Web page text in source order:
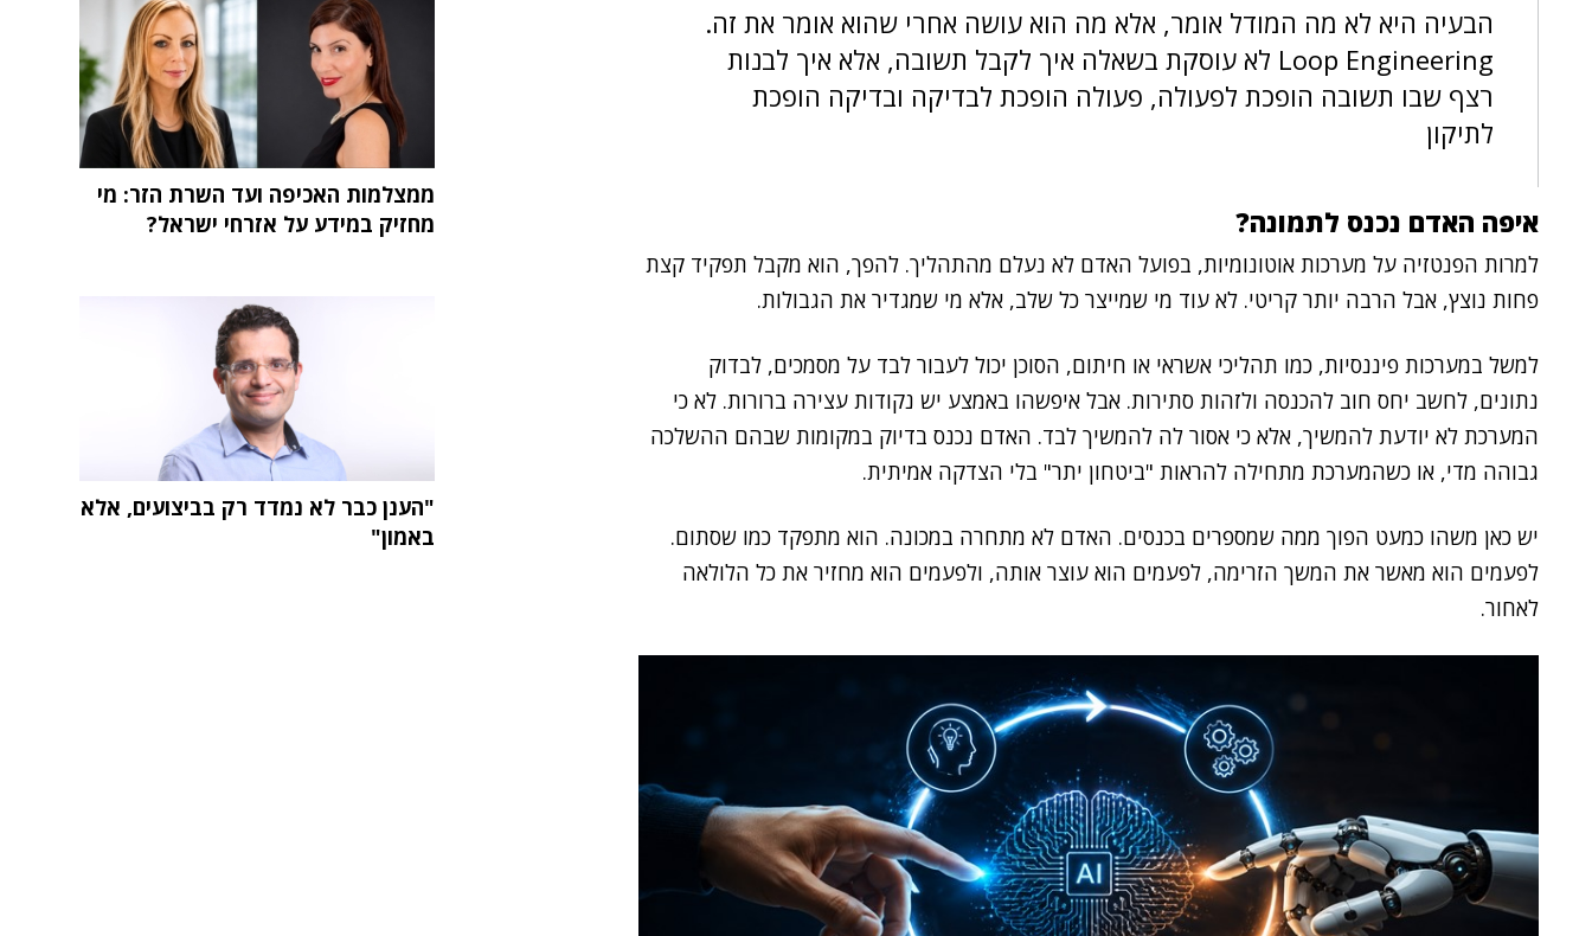
הבעיה היא לא מה המודל אומר, אלא מה הוא עושה אחרי שהוא אומר את זה.
Loop Engineering לא עוסקת בשאלה איך לקבל תשובה, אלא איך לבנות
רצף שבו תשובה הופכת לפעולה, פעולה הופכת לבדיקה ובדיקה הופכת
לתיקון
איפה האדם נכנס לתמונה?
למרות הפנטזיה על מערכות אוטונומיות, בפועל האדם לא נעלם מהתהליך. להפך, הוא מקבל תפקיד קצת
פחות נוצץ, אבל הרבה יותר קריטי. לא עוד מי שמייצר כל שלב, אלא מי שמגדיר את הגבולות.
למשל במערכות פיננסיות, כמו תהליכי אשראי או חיתום, הסוכן יכול לעבור לבד על מסמכים, לבדוק
נתונים, לחשב יחס חוב להכנסה ולזהות סתירות. אבל איפשהו באמצע יש נקודות עצירה ברורות. לא כי
המערכת לא יודעת להמשיך, אלא כי אסור לה להמשיך לבד. האדם נכנס בדיוק במקומות שבהם ההשלכה
גבוהה מדי, או כשהמערכת מתחילה להראות "ביטחון יתר" בלי הצדקה אמיתית.
יש כאן משהו כמעט הפוך ממה שמספרים בכנסים. האדם לא מתחרה במכונה. הוא מתפקד כמו שסתום.
לפעמים הוא מאשר את המשך הזרימה, לפעמים הוא עוצר אותה, ולפעמים הוא מחזיר את כל הלולאה
לאחור.
ממצלמות האכיפה ועד השרת הזר: מי
מחזיק במידע על אזרחי ישראל?
"הענן כבר לא נמדד רק בביצועים, אלא
באמון"